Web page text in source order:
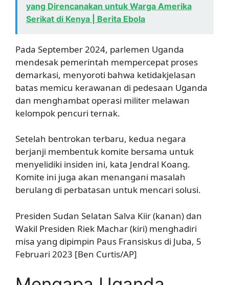
yang Direncanakan untuk Warga Amerika
Serikat di Kenya | Berita Ebola
Pada September 2024, parlemen Uganda
mendesak pemerintah mempercepat proses
demarkasi, menyoroti bahwa ketidakjelasan
batas memicu kerawanan di pedesaan Uganda
dan menghambat operasi militer melawan
kelompok pencuri ternak.
Setelah bentrokan terbaru, kedua negara
berjanji membentuk komite bersama untuk
menyelidiki insiden ini, kata Jendral Koang.
Komite ini juga akan menangani masalah
berulang di perbatasan untuk mencari solusi.
Presiden Sudan Selatan Salva Kiir (kanan) dan
Wakil Presiden Riek Machar (kiri) menghadiri
misa yang dipimpin Paus Fransiskus di Juba, 5
Februari 2023 [Ben Curtis/AP]